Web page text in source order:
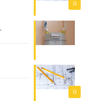
0
0